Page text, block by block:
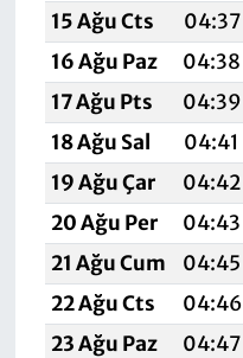
15 Ağu Cts
04:37
16 Ağu Paz
04:38
17 Ağu Pts
04:39
18 Ağu Sal
04:41
19 Ağu Çar
04:42
20 Ağu Per
04:43
21 Ağu Cum
04:45
22 Ağu Cts
04:46
23 Ağu Paz
04:47